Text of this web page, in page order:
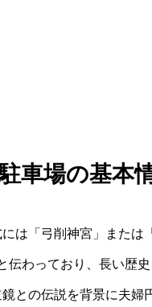
車場の基本
は「弓削神宮」または
伝わっており、長い歴
との伝説を背景に夫婦